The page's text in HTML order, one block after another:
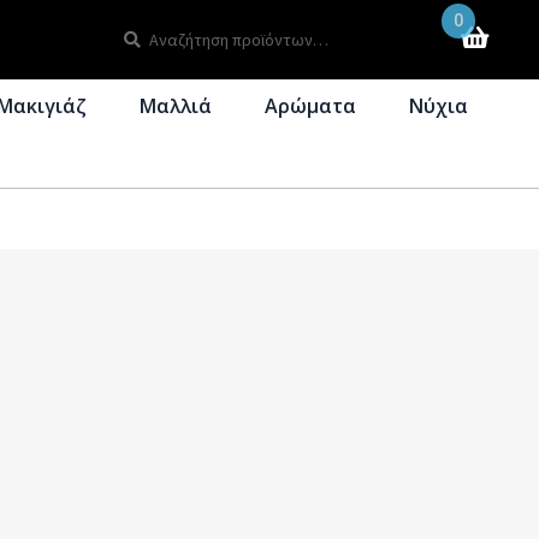
για:
0
Μαλλιά Αρώματα Νύχια